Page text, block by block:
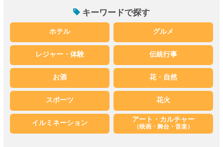
キーワードで探す
ホテル グルメ
レジャー・体験 伝統行事
お酒 花・自然
スポーツ 花火
イルミネーション アート・カルチャー
（映画・舞台・音楽）